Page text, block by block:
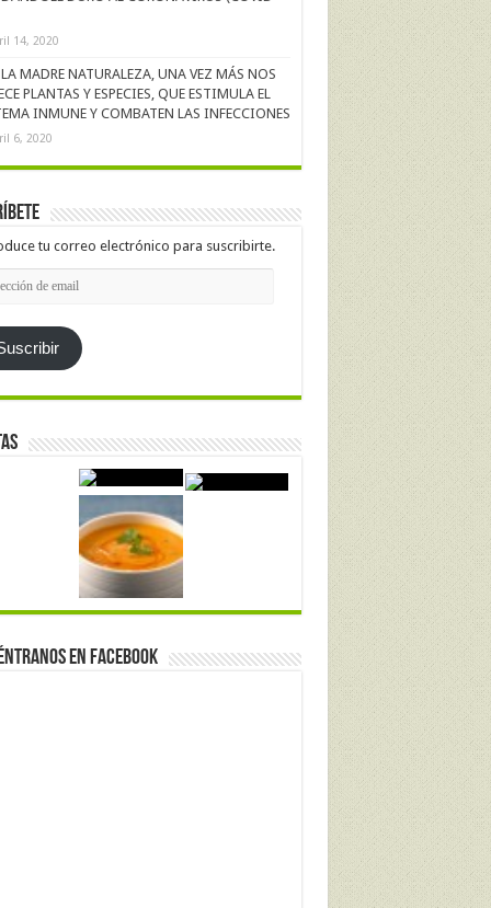
14, 2020
LA MADRE NATURALEZA, UNA VEZ MÁS NOS
PLANTAS Y ESPECIES, QUE ESTIMULA EL
INMUNE Y COMBATEN LAS INFECCIONES
6, 2020
tu correo electrónico para suscribirte.
en Facebook